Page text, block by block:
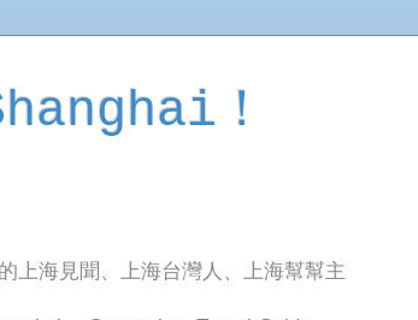
！
上海見聞、上海台灣人、上海幫幫主